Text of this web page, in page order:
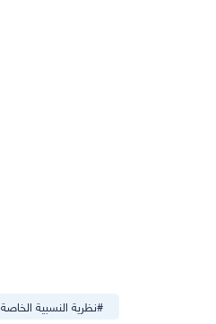
#نظرية النسبية الخاصة